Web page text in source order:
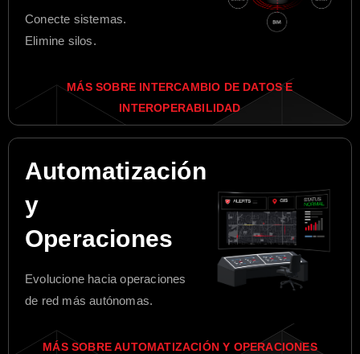
Conecte sistemas.
Elimine silos.
MÁS SOBRE INTERCAMBIO DE DATOS E
INTEROPERABILIDAD
Automatización
y
Operaciones
Evolucione hacia operaciones
de red más autónomas.
MÁS SOBRE AUTOMATIZACIÓN Y OPERACIONES